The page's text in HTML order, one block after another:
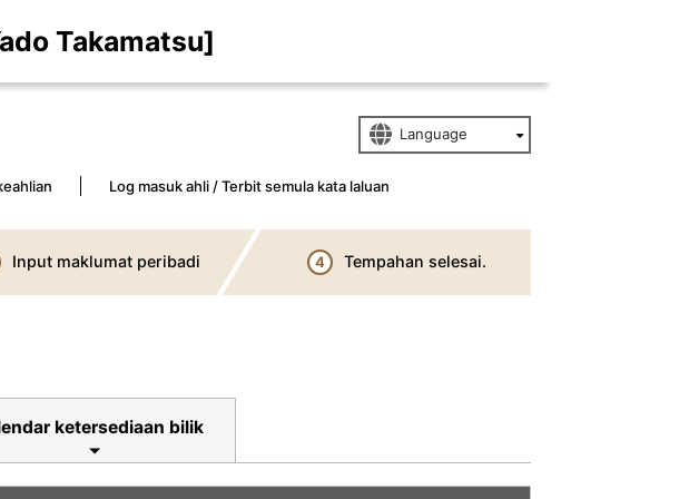
Takamatsu]
Log masuk ahli / Terbit semula kata laluan
Input maklumat peribadi 4 Tempahan selesai.
ketersediaan bilik